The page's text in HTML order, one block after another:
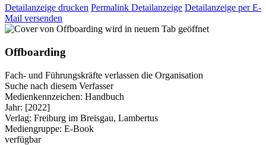
Detailanzeige drucken Permalink Detailanzeige Detailanzeige per E-
Mail versenden
wird in neuem Tab geöffnet
Offboarding
Fach- und Führungskräfte verlassen die Organisation
Suche nach diesem Verfasser
Medienkennzeichen: Handbuch
Jahr: [2022]
Verlag: Freiburg im Breisgau, Lambertus
Mediengruppe: E-Book
verfügbar